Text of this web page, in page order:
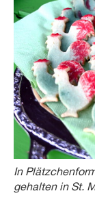
In
gehalten in St.